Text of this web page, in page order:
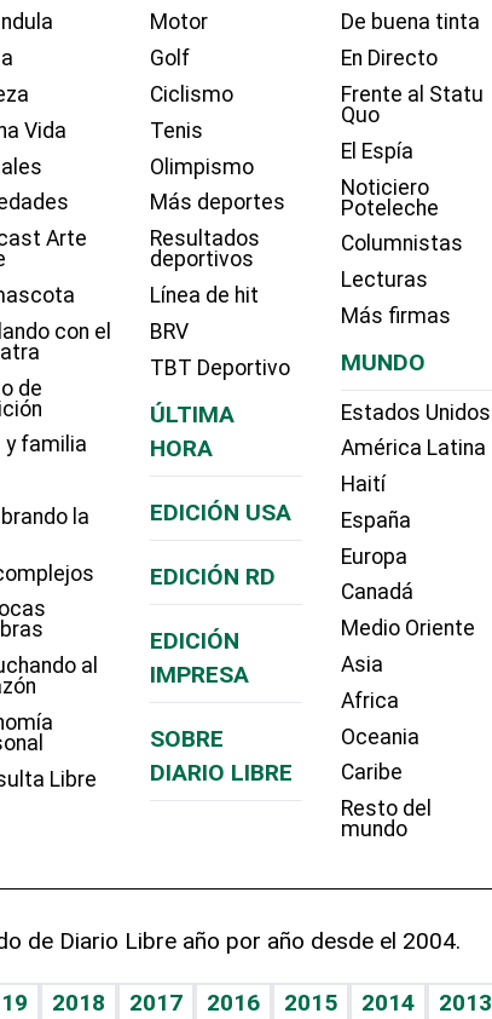
Vida
Arte
con el
de
y familia
la
al
Libre
Motor
Golf
Ciclismo
Tenis
Olimpismo
Más deportes
Resultados
deportivos
Línea de hit
BRV
TBT Deportivo
ÚLTIMA
HORA
EDICIÓN USA
EDICIÓN RD
EDICIÓN
IMPRESA
SOBRE
DIARIO LIBRE
De buena tinta
En Directo
Frente al Statu
Quo
El Espía
Noticiero
Poteleche
Columnistas
Lecturas
Más firmas
MUNDO
Estados Unidos
América Latina
Haití
España
Europa
Canadá
Medio Oriente
Asia
Africa
Oceania
Caribe
Resto del
mundo
de Diario Libre año por año desde el 2004.
2018 2017 2016 2015 2014 2013